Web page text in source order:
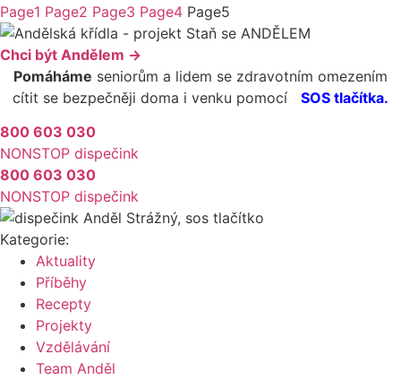
Page1 Page2 Page3 Page4 Page5
Chci být Andělem →
Pomáháme seniorům a lidem se zdravotním omezením
cítit se bezpečněji doma i venku pomocí
SOS tlačítka.
800 603 030
NONSTOP dispečink
800 603 030
NONSTOP dispečink
Kategorie:
Aktuality
Příběhy
Recepty
Projekty
Vzdělávání
Team Anděl